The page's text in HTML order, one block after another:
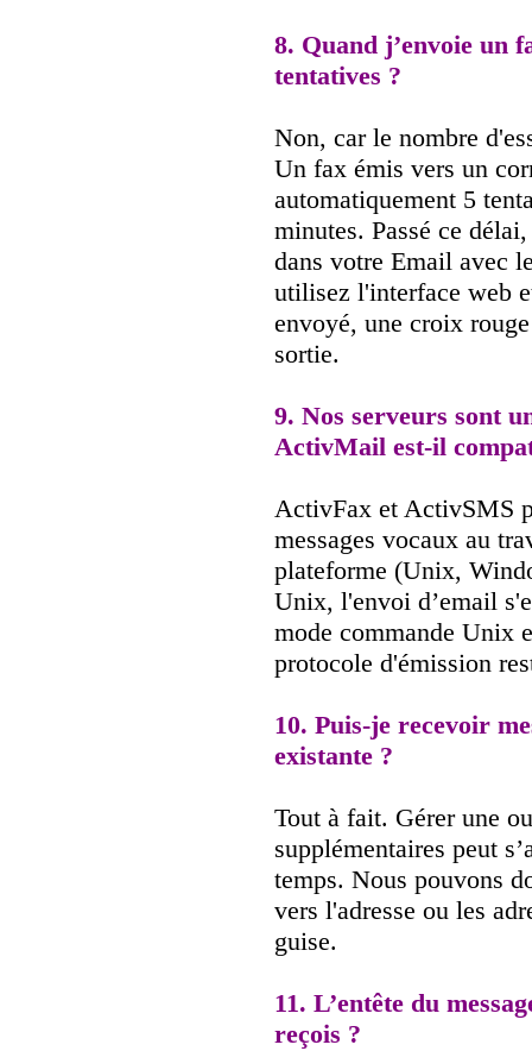
8. Quand j’envoie un
tentatives ?
Non, car le nombre
Un fax émis vers un
automatiquement 5
minutes. Passé ce
dans votre Email avec
utilisez l'interface web
envoyé, une croix
sortie.
9. Nos serveurs sont
ActivMail est-il
ActivFax et ActivSMS
messages vocaux au
plateforme (Unix,
Unix, l'envoi d’email
mode commande Unix
protocole d'émission
10. Puis-je recevoir
existante ?
Tout à fait. Gérer une
supplémentaires peut
temps. Nous pouvons
vers l'adresse ou les
guise.
11. L’entête du
reçois ?